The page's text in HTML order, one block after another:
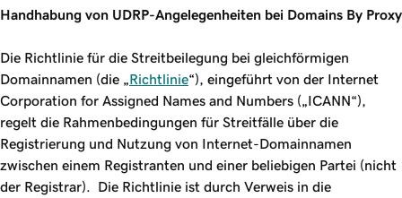
Handhabung von UDRP-Angelegenheiten bei Domains By Proxy
Die Richtlinie für die Streitbeilegung bei gleichförmigen
Domainnamen (die „ Richtlinie“), eingeführt von der Internet
Corporation for Assigned Names and Numbers („ICANN“),
regelt die Rahmenbedingungen für Streitfälle über die
Registrierung und Nutzung von Internet-Domainnamen
zwischen einem Registranten und einer beliebigen Partei (nicht
der Registrar). Die Richtlinie ist durch Verweis in die